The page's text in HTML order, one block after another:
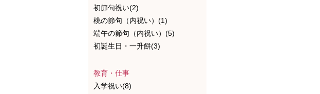
初節句祝い(2)
桃の節句（内祝い）(1)
端午の節句（内祝い）(5)
初誕生日・一升餅(3)
教育・仕事
入学祝い(8)